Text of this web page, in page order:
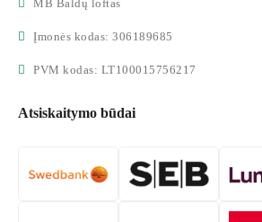
MB Baldų loftas
Įmonės kodas: 306189685
PVM kodas: LT100015756217
Atsiskaitymo būdai